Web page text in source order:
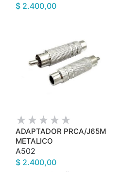
$ 2.400,00
ADAPTADOR PRCA/J65M
METALICO
A502
$ 2.400,00